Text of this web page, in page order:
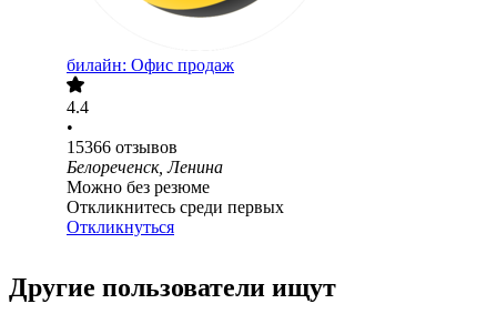
билайн: Офис продаж
4.4
•
15366 отзывов
Белореченск, Ленина
Можно без резюме
Откликнитесь среди первых
Откликнуться
Другие пользователи ищут